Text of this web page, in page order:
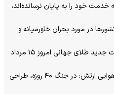
خدمت خود را به پایان نرسانده‌اند،
در مورد بحران خاورمیانه و
قیمت طلا رکورد شکست/ قیمت جدید طلای جهانی امروز ۱۵ مرداد
معاون هماهنگ کننده نیروی هوایی ارتش: در جنگ ۴۰ روزه، طراحی